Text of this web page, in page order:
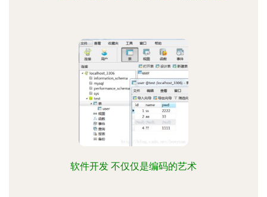
软件开发 不仅仅是编码的艺术